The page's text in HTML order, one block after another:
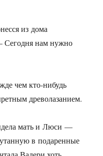
из дома
Сегодня нам нужно
чем кто-нибудь
древолазанием.
мать и Люси —
в подаренные